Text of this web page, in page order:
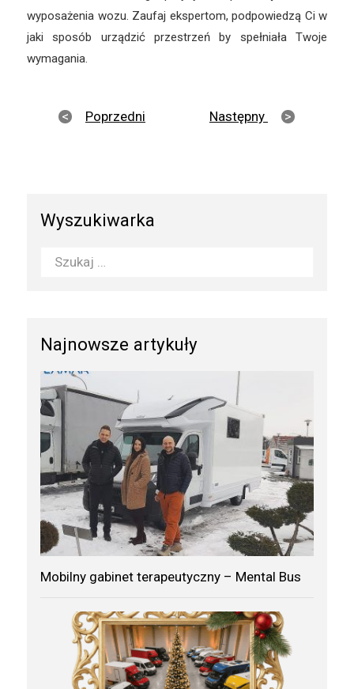
wyposażenia wozu. Zaufaj ekspertom, podpowiedzą Ci w
jaki sposób urządzić przestrzeń by spełniała Twoje
wymagania.
Poprzedni Następny
Wyszukiwarka
Najnowsze artykuły
Mobilny gabinet terapeutyczny – Mental Bus